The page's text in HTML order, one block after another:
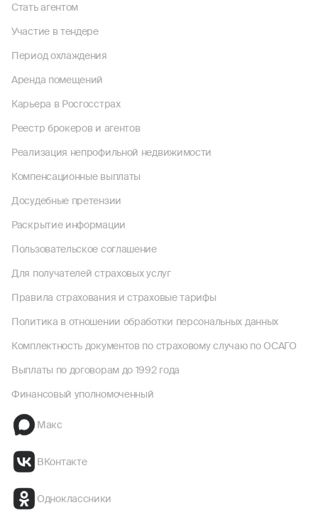
Стать агентом
Участие в тендере
Период охлаждения
Аренда помещений
Карьера в Росгосстрах
Реестр брокеров и агентов
Реализация непрофильной недвижимости
Компенсационные выплаты
Досудебные претензии
Раскрытие информации
Пользовательское соглашение
Для получателей страховых услуг
Правила страхования и страховые тарифы
Политика в отношении обработки персональных данных
Комплектность документов по страховому случаю по ОСАГО
Выплаты по договорам до 1992 года
Финансовый уполномоченный
Макс
ВКонтакте
Одноклассники